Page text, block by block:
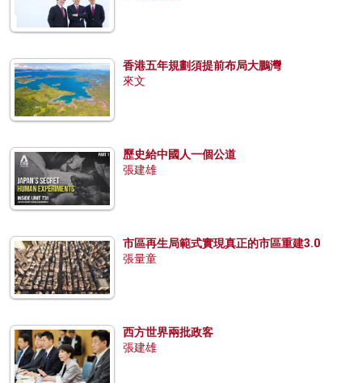
香港五年規劃須提前布局大鵬灣
來文
歷史給中國人一個公道
張建雄
市區再生局範式實現真正的市區重建3.0
張量童
西方世界兩批政客
張建雄